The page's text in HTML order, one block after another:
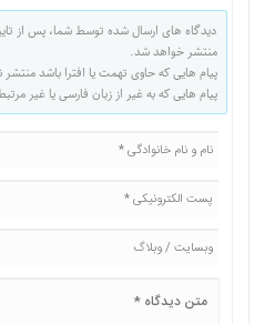
دیدگاه های ارسال شده توسط شما، پس از
منتشر خواهد شد.
پیام هایی که حاوی تهمت یا افترا باشد
پیام هایی که به غیر از زبان فارسی یا غیر